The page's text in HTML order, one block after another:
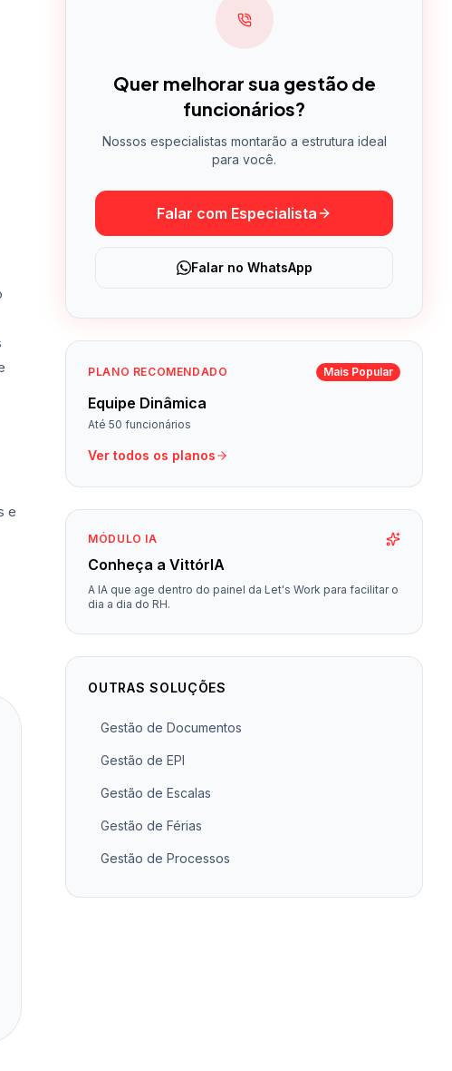
e
Quer melhorar sua gestão de
funcionários?
Nossos especialistas montarão a estrutura ideal
para você.
Falar com Especialista
Falar no WhatsApp
PLANO RECOMENDADO Mais Popular
Equipe Dinâmica
Até 50 funcionários
Ver todos os planos
MÓDULO IA
Conheça a VittórIA
A IA que age dentro do painel da Let's Work para facilitar o
dia a dia do RH.
OUTRAS SOLUÇÕES
Gestão de Documentos
Gestão de EPI
Gestão de Escalas
Gestão de Férias
Gestão de Processos